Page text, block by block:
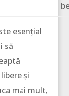
esențial
să
și
mai mult,